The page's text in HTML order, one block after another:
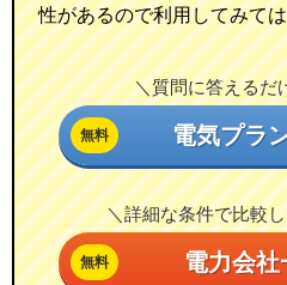
性があるので利用してみて
＼質問に答えるだ
電気プラ
＼詳細な条件で比較
電力会